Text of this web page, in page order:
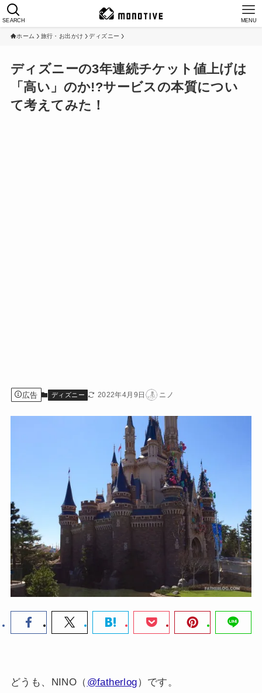
SEARCH MENU
ホーム 旅行・お出かけ ディズニー
ディズニーの3年連続チケット値上げは
「高い」のか!?サービスの本質につい
て考えてみた！
広告 ディズニー 2022年4月9日 ニノ
どうも、NINO（ @fatherlog）です。